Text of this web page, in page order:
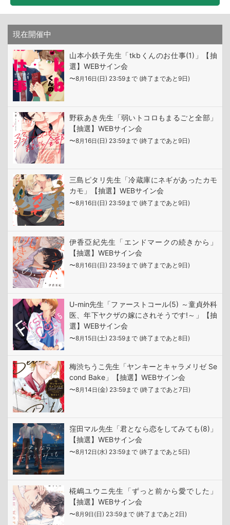
現在開催中
山本小鉄子先生「tkbくんのお仕事(1)」【抽
選】WEBサイン会
〜8月16日 (日) 23:59まで (終了まであと9日)
野萩あき先生「弱いトコロもまるごと全部」
【抽選】WEBサイン会
〜8月16日 (日) 23:59まで (終了まであと9日)
三島ピタリ先生「冷蔵庫にネギがあったカモ
カモ」【抽選】WEBサイン会
〜8月16日 (日) 23:59まで (終了まであと9日)
伊香亞紀先生「エンドマークの続きから」
【抽選】WEBサイン会
〜8月16日 (日) 23:59まで (終了まであと9日)
U-min先生「ファーストコール(5) ～童貞外科
医、年下ヤクザの嫁にされそうです!～」【抽
選】WEBサイン会
〜8月15日 (土) 23:59まで (終了まであと8日)
梅渋ちうこ先生「ヤンキーとキャラメリゼ Se
cond Bake」【抽選】WEBサイン会
〜8月14日 (金) 23:59まで (終了まであと7日)
窪田マル先生「君となら恋をしてみても(8)」
【抽選】WEBサイン会
〜8月12日 (水) 23:59まで (終了まであと5日)
椛嶋ユウニ先生「ずっと前から愛でした」
【抽選】WEBサイン会
〜8月9日 (日) 23:59まで (終了まであと2日)